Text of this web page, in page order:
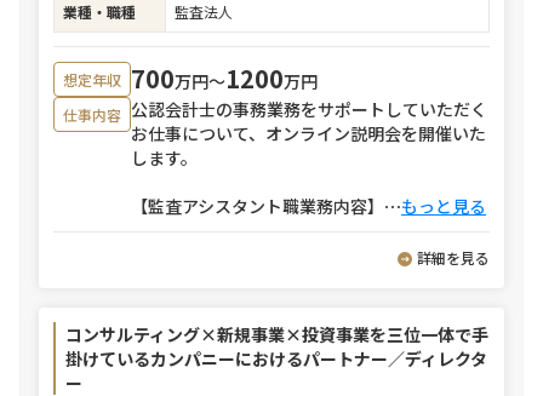
業種・職種
監査法人
想定年収 700万円〜1200万円
仕事内容 公認会計士の事務業務をサポートしていただく
お仕事について、オンライン説明会を開催いた
します。
【監査アシスタント職業務内容】 ⋯もっと見る
詳細を見る
コンサルティング×新規事業×投資事業を三位一体で手
掛けているカンパニーにおけるパートナー／ディレクタ
ー